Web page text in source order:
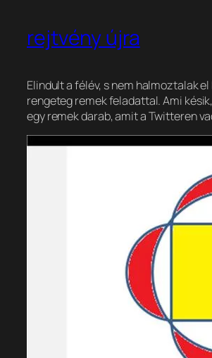
rejtvény újra
Elindult a félév, s nem halmoztalak
rengeteg remek feladattal. Ami
egy remek darab, amit a Twitteren